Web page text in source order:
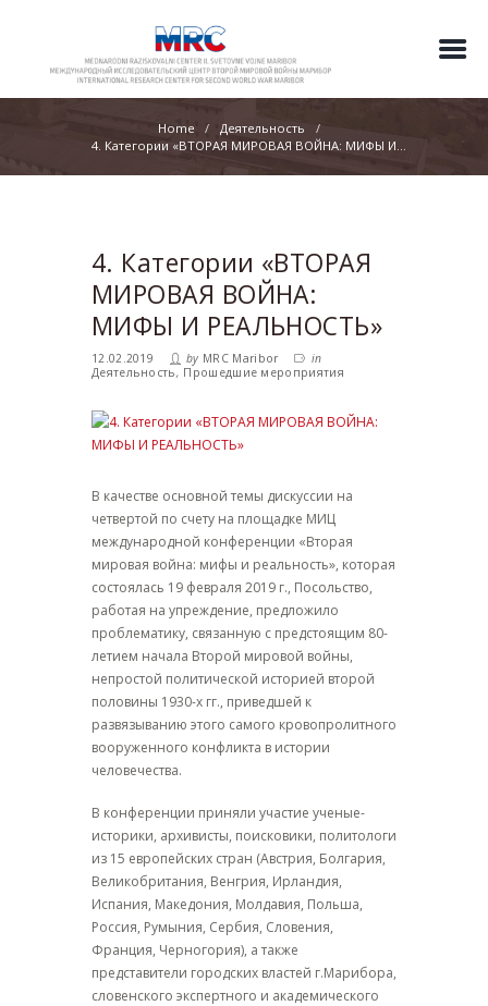
Home
Деятельность
4. Категории «ВТОРАЯ МИРОВАЯ ВОЙНА: МИФЫ И...
4. Категории «ВТОРАЯ
МИРОВАЯ ВОЙНА:
МИФЫ И РЕАЛЬНОСТЬ»
12.02.2019 by MRC Maribor
in
Деятельность, Прошедшие мероприятия
В качестве основной темы дискуссии на
четвертой по счету на площадке МИЦ
международной конференции «Вторая
мировая война: мифы и реальность», которая
состоялась 19 февраля 2019 г., Посольство,
работая на упреждение, предложило
проблематику, связанную с предстоящим 80-
летием начала Второй мировой войны,
непростой политической историей второй
половины 1930-х гг., приведшей к
развязыванию этого самого кровопролитного
вооруженного конфликта в истории
человечества.
В конференции приняли участие ученые-
историки, архивисты, поисковики, политологи
из 15 европейских стран (Австрия, Болгария,
Великобритания, Венгрия, Ирландия,
Испания, Македония, Молдавия, Польша,
Россия, Румыния, Сербия, Словения,
Франция, Черногория), а также
представители городских властей г.Марибора,
словенского экспертного и академического